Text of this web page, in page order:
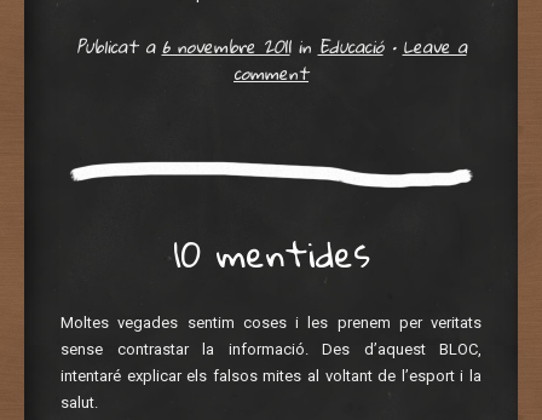
Publicat a6 novembre 2011 inEducació •Leave a
comment
10 mentides
Moltes vegades sentim coses i les prenem per veritats
sense contrastar la informació. Des d’aquest BLOC,
intentaré explicar els falsos mites al voltant de l’esport i la
salut.